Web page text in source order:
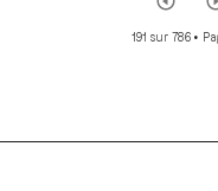
191 sur 786•